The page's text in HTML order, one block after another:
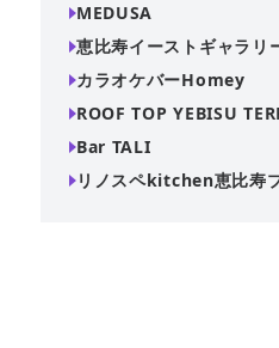
MEDUSA
恵比寿イーストギャラリ
カラオケバーHomey
ROOF TOP YEBISU
Bar TALI
リノスペkitchen恵比寿